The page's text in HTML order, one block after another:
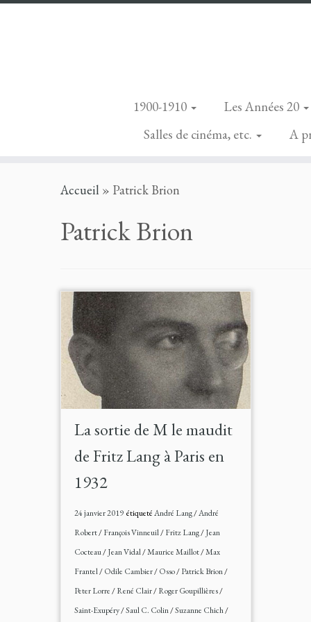
1900-1910 Les Années 20
Salles de cinéma, etc.
A
Accueil » Patrick Brion
Patrick Brion
La sortie de M le maudit
de Fritz Lang à Paris en
1932
24 janvier 2019 étiquetéAndré Lang/André
Robert/François Vinneuil/Fritz Lang/Jean
Cocteau/Jean Vidal/Maurice Maillot/Max
Frantel/Odile Cambier/Osso/Patrick Brion/
Peter Lorre/René Clair/Roger Goupillières/
Saint-Exupéry/Saul C. Colin/Suzanne Chich/